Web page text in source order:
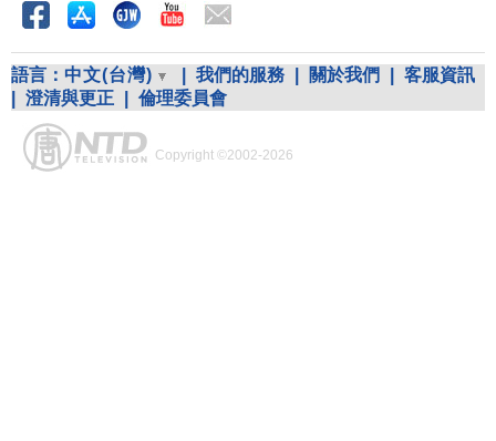
語言： 中文(台灣) 我們的服務 關於我們
客服資訊
澄清與更正 倫理委員會
Copyright ©2002-2026